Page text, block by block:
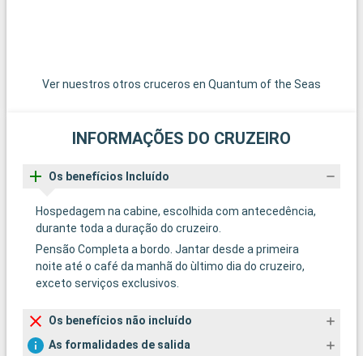
Ver nuestros otros cruceros en Quantum of the Seas
INFORMAÇÕES DO CRUZEIRO
Os benefícios Incluído
Hospedagem na cabine, escolhida com antecedência,
durante toda a duração do cruzeiro.
Pensão Completa a bordo. Jantar desde a primeira
noite até o café da manhã do ùltimo dia do cruzeiro,
exceto serviços exclusivos.
Os benefícios não incluído
As formalidades de salida